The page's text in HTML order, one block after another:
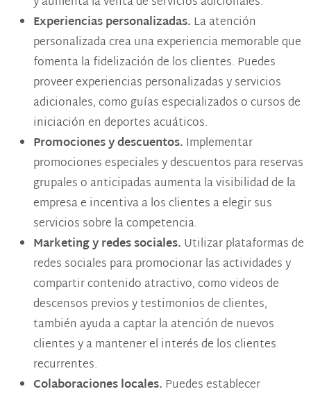
Experiencias personalizadas. La atención
personalizada crea una experiencia memorable que
fomenta la fidelización de los clientes. Puedes
proveer experiencias personalizadas y servicios
adicionales, como guías especializados o cursos de
iniciación en deportes acuáticos.
Promociones y descuentos. Implementar
promociones especiales y descuentos para reservas
grupales o anticipadas aumenta la visibilidad de la
empresa e incentiva a los clientes a elegir sus
servicios sobre la competencia​.
Marketing y redes sociales. Utilizar plataformas de
redes sociales para promocionar las actividades y
compartir contenido atractivo, como videos de
descensos previos y testimonios de clientes,
también ayuda a captar la atención de nuevos
clientes y a mantener el interés de los clientes
recurrentes​.
Colaboraciones locales. Puedes establecer